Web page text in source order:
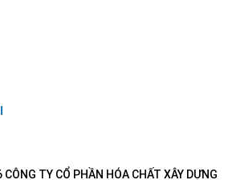
TY CỔ PHẦN HÓA CHẤT XÂY DỰNG